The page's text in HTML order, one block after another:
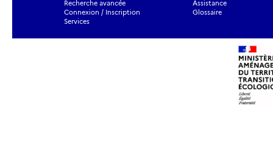
Recherche avancée
Connexion / Inscription
Services
Assistance
Glossaire